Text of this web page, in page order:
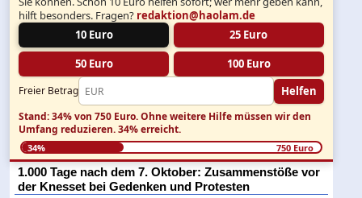
hilft besonders. Fragen? redaktion@haolam.de
10 Euro
25 Euro
50 Euro 100 Euro
Freier Betrag Helfen
Stand: 34% von 750 Euro.Ohne weitere Hilfe müssen wir den
Umfang reduzieren.34% erreicht.
34% 750 Euro
1.000 Tage nach dem 7. Oktober: Zusammenstöße vor
der Knesset bei Gedenken und Protesten